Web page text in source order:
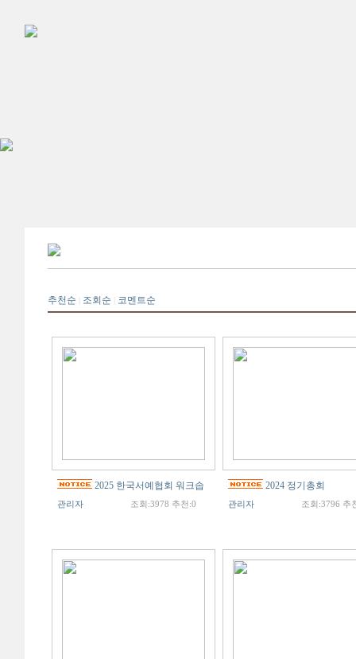
추천순 조회순 코멘트순
2025 한국서예협회 워크솝
관리자 조회:3978 추천:0
2024 정기총회
관리자 조회:3796 추